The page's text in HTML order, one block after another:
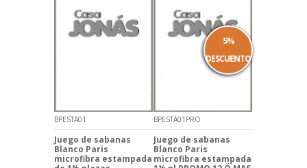
BPESTA01
Juego de sabanas
Blanco Paris
microfibra estampada
BPESTA01PRO
Juego de sabanas
Blanco Paris
microfibra estampada
5%
DESCUENTO